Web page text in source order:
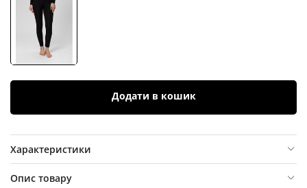
Додати в кошик
Характеристики
Опис товару